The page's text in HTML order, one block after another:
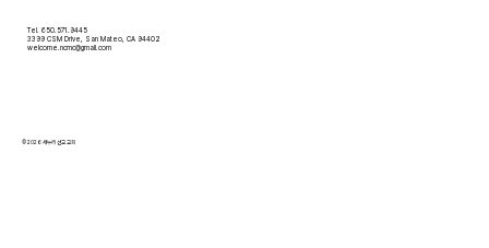
Tel. 650.571.9445
3399 CSM Drive, San Mateo, CA 94402
welcome.ncmc@gmail.com
© 2026 새누리 선교 교회